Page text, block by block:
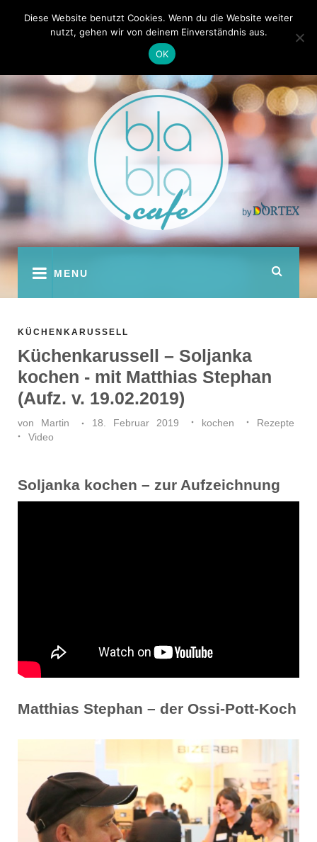
Kontakt Autoren
youtubefacebook
instagram
twitterpinterest
MENU
KÜCHENKARUSSELL
Küchenkarussell – Soljanka
kochen - mit Matthias Stephan
(Aufz. v. 19.02.2019)
von Martin 18. Februar 2019 kochen
Rezepte
Video
Soljanka kochen – zur Aufzeichnung
Matthias Stephan – der Ossi-Pott-Koch
Diese Website benutzt Cookies. Wenn du die Website weiter
nutzt, gehen wir von deinem Einverständnis aus.
OK